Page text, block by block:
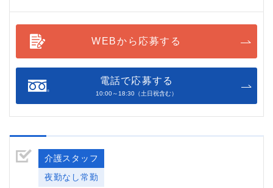
WEBから応募する
電話で応募する
10:00～18:30（土日祝含む）
介護スタッフ
夜勤なし常勤